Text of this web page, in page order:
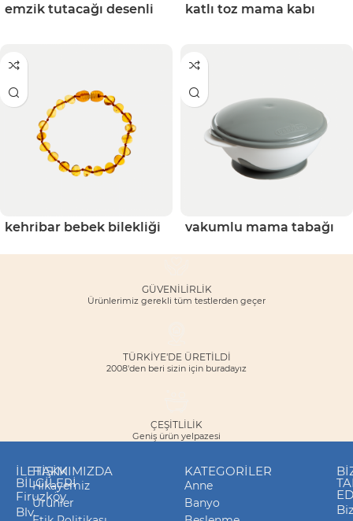
emzik tutacağı desenli katlı toz mama kabı
kehribar bebek bilekliği vakumlu mama tabağı
GÜVENILIRLIK
Ürünlerimiz gerekli tüm testlerden geçer
TÜRKİYE'DE ÜRETİLDİ
2008'den beri sizin için buradayız
ÇEŞITLILIK
Geniş ürün yelpazesi
İLETIŞIM
BILGILERI
Firuzköy
Blv.
HAKKIMIZDA
Hikayemiz
Ürünler
KATEGORILER
Anne
Banyo